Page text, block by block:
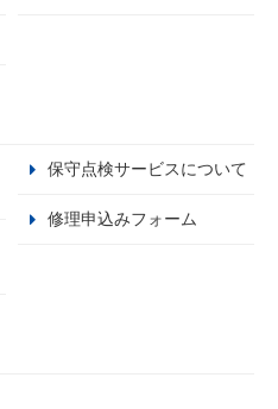
保守点検サービスについて
修理申込みフォーム